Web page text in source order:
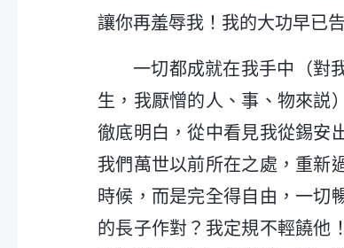
讓你再羞辱我！我的大功早已
一切都成就在我手中（對
生，我厭憎的人、事、物來説
徹底明白，從中看見我從錫安
我們萬世以前所在之處，重新
時候，而是完全得自由，一切
的長子作對？我定規不輕饒他